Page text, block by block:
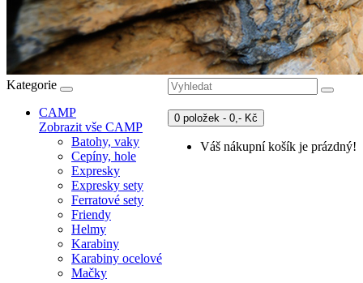
0 položek - 0,- Kč
Váš nákupní košík je prázdný!
Kategorie
CAMP
Zobrazit vše CAMP
Batohy, vaky
Cepíny, hole
Expresky
Expresky sety
Ferratové sety
Friendy
Helmy
Karabiny
Karabiny ocelové
Mačky